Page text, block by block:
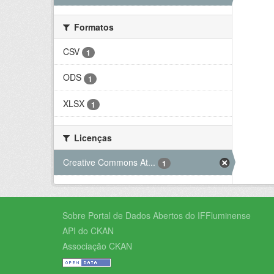
Formatos
CSV
1
ODS 1
XLSX 1
Licenças
Creative Commons At...
1
Sobre Portal de Dados Abertos do IFFluminense
API do CKAN
Associação CKAN